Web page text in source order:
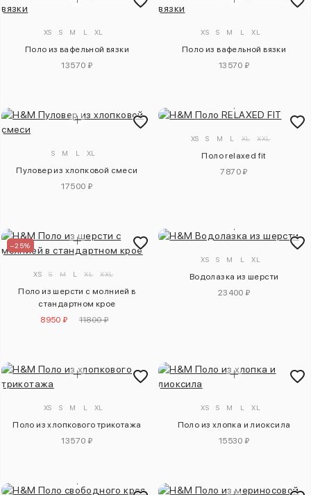
XS S M L XL
Поло из вафельной вязки
13570 ₽
XS S M L XL
Поло из вафельной вязки
13570 ₽
S M L XL
Пуловер из хлопковой смеси
17500 ₽
XS S M L XL XXL
Поло relaxed fit
7870 ₽
–25%
XS S M L XL XXL
Поло из шерсти с молнией в
стандартном крое
8950 ₽
11800 ₽
XS S M L XL
Водолазка из шерсти
23400 ₽
XS S M L XL
Поло из хлопкового трикотажа
13570 ₽
XS S M L XL
Поло из хлопка и лиоксила
15530 ₽